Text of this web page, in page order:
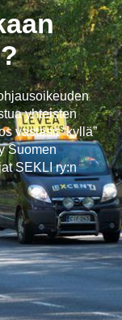
yhteisten
vastasit “kyllä”
Suomen
SEKLI ry:n